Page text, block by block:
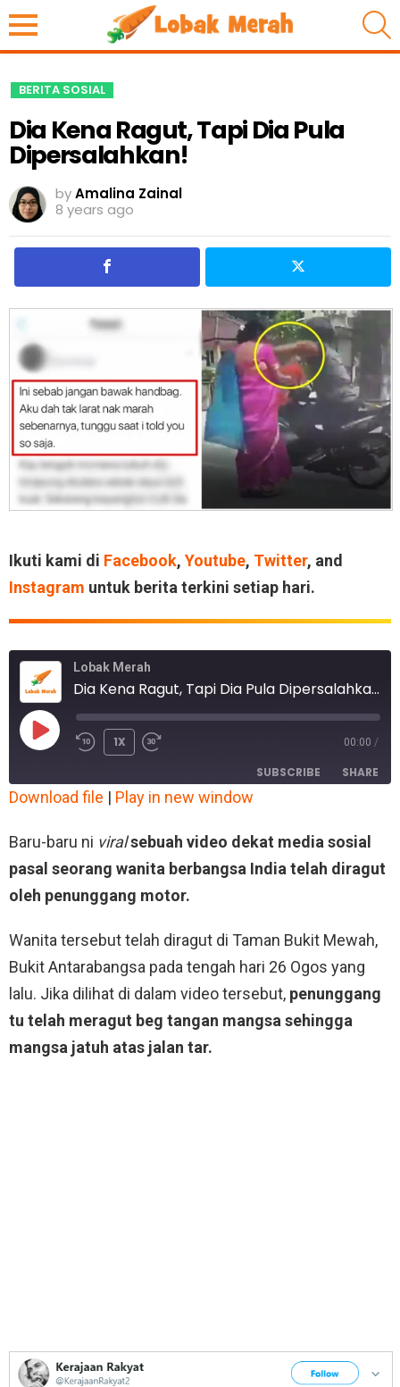
BERITA SOSIAL
Dia Kena Ragut, Tapi Dia Pula
Dipersalahkan!
byAmalina Zainal
8 years ago
Ikuti kami di Facebook, Youtube, Twitter, and
Instagram untuk berita terkini setiap hari.
Lobak Merah
Dia Kena Ragut, Tapi Dia Pula Dipersalahkan!
1X 00:00 /
SUBSCRIBE SHARE
RSS FEED
LINK
EMBED
Download file | Play in new window
Baru-baru ni viralsebuah video dekat media sosial
pasal seorang wanita berbangsa India telah diragut
oleh penunggang motor.
Wanita tersebut telah diragut di Taman Bukit Mewah,
Bukit Antarabangsa pada tengah hari 26 Ogos yang
lalu. Jika dilihat di dalam video tersebut, penunggang
tu telah meragut beg tangan mangsa sehingga
mangsa jatuh atas jalan tar.